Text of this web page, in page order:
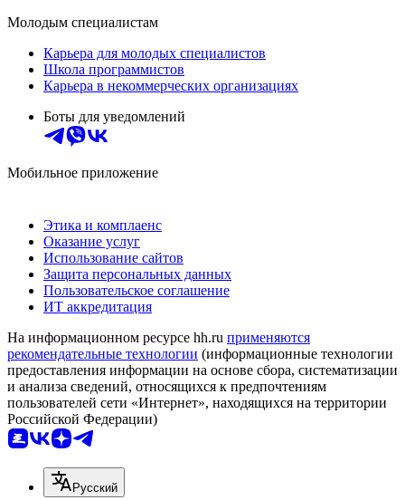
Молодым специалистам
Карьера для молодых специалистов
Школа программистов
Карьера в некоммерческих организациях
Боты для уведомлений
Мобильное приложение
Этика и комплаенс
Оказание услуг
Использование сайтов
Защита персональных данных
Пользовательское соглашение
ИТ аккредитация
На информационном ресурсе hh.ru применяются
рекомендательные технологии (информационные технологии
предоставления информации на основе сбора, систематизации
и анализа сведений, относящихся к предпочтениям
пользователей сети «Интернет», находящихся на территории
Российской Федерации)
Русский